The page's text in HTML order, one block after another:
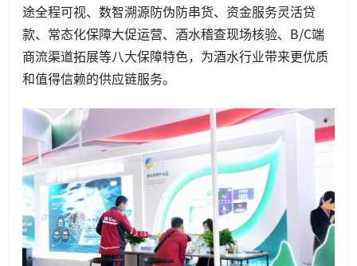
途全程可视、数智溯源防伪防串货、资金服务灵活贷
款、常态化保障大促运营、酒水稽查现场核验、B/C端
商流渠道拓展等八大保障特色，为酒水行业带来更优质
和值得信赖的供应链服务。